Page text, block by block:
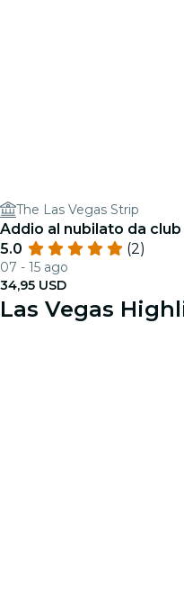
The Las Vegas Strip
Addio al nubilato da club
5.0
(2)
07 - 15 ago
34,95 USD
Las Vegas